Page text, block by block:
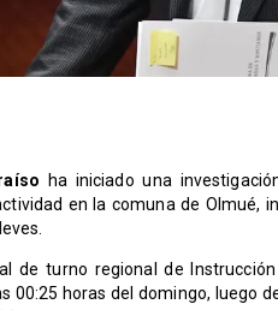
ha iniciado una
en la comuna de Olmué,
de turno regional de Instrucción
00:25 horas del domingo, luego